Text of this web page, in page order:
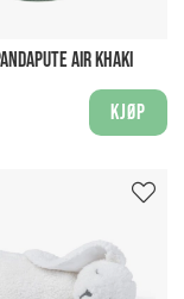
AIR KHAKI
Kjøp